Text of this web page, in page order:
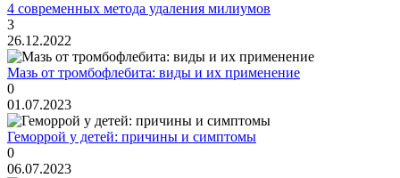
4 современных метода удаления милиумов
3
26.12.2022
Мазь от тромбофлебита: виды и их применение
0
01.07.2023
Геморрой у детей: причины и симптомы
0
06.07.2023